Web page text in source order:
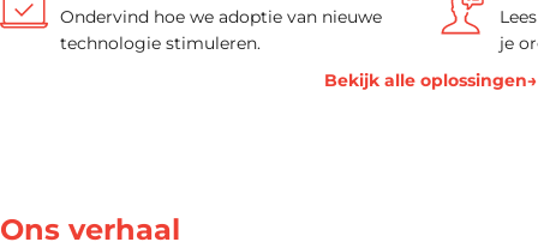
Ondervind hoe we adoptie van nieuwe
technologie stimuleren.
je
Bekijk alle oplossingen→
Ons verhaal